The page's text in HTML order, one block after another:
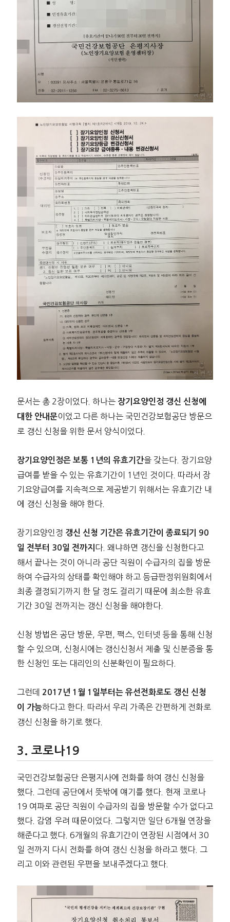
문서는 총 2장이었다. 하나는 장기요양인정 갱신 신청에
대한 안내문이었고 다른 하나는 국민건강보험공단 방문으
로 갱신 신청을 위한 문서 양식이었다.
장기요양인정은 보통 1년의 유효기간을 갖는다. 장기요양
급여를 받을 수 있는 유효기간이 1년인 것이다. 따라서 장
기요양급여를 지속적으로 제공받기 위해서는 유효기간 내
에 갱신 신청을 해야 한다.
장기요양인정 갱신 신청 기간은 유효기간이 종료되기 90
일 전부터 30일 전까지 다. 왜냐하면 갱신을 신청한다고
해서 끝나는 것이 아니라 공단 직원이 수급자의 집을 방문
하여 수급자의 상태를 확인해야 하고 등급판정위원회에서
최종 결정되기까지 한 달 정도 걸리기 때문에 최소한 유효
기간 30일 전까지는 갱신 신청을 해야한다.
신청 방법은 공단 방문, 우편, 팩스, 인터넷 등을 통해 신청
할 수 있으며, 신청시에는 갱신신청서 제출 및 신분증을 통
한 신청인 또는 대리인의 신분확인이 필요하다.
그런데
2017년 1월 1일부터는 유선전화로도 갱신 신청
이 가능하다고 한다. 따라서 우리 가족은 간편하게 전화로
갱신 신청을 하기로 했다.
코로나19
국민건강보험공단 은평지사에 전화를 하여 갱신 신청을
했다. 그런데 공단에서 뜻밖에 얘기를 했다. 현재 코로나
19 여파로 공단 직원이 수급자의 집을 방문할 수가 없다고
했다. 감염 우려 때문이었다. 그렇지만 일단 6개월 연장을
해준다고 했다. 6개월의 유효기간이 연장된 시점에서 30
일 전까지 다시 전화를 하여 갱신 신청을 하라고 했다. 그
리고 이와 관련된 우편을 보내주겠다고 했다.